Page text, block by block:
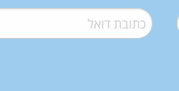
דואל*